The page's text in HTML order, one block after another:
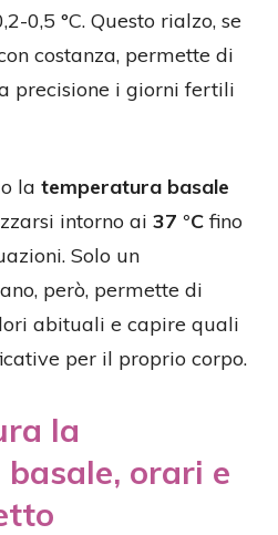
0,5 °C. Questo rialzo, se
costanza, permette di
precisione i giorni fertili
la temperatura basale
intorno ai 37 °C fino
Solo un
però, permette di
abituali e capire quali
per il proprio corpo.
la
orari e